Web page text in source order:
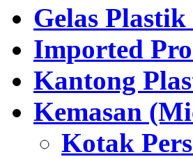
Gelas
Imported
Kantong
Kemasan
Kotak